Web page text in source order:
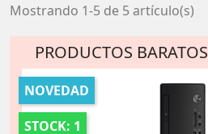
Mostrando 1-5 de 5 artículo(s)
PRODUCTOS BARATOS
NOVEDAD
STOCK: 1